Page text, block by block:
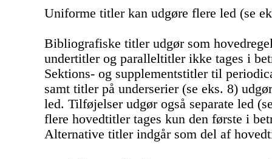
Uniforme titler kan udgøre flere led (se
Bibliografiske titler udgør som
undertitler og paralleltitler ikke tages i
Sektions- og supplementstitler til
samt titler på underserier (se eks. 8)
led. Tilføjelser udgør også separate led
flere hovedtitler tages kun den første i
Alternative titler indgår som del af